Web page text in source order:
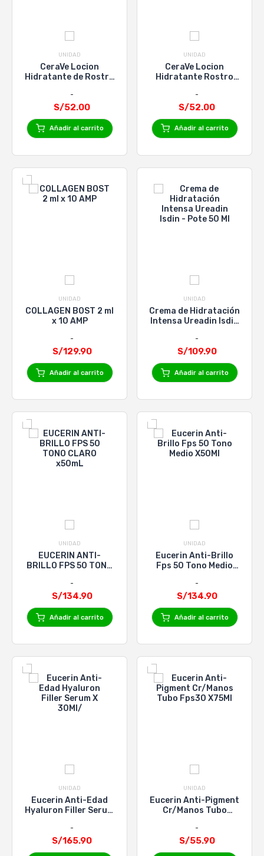
UNIDAD
CeraVe Locion
Hidratante de Rostro
52ml
S/52.00
Añadir al carrito
UNIDAD
CeraVe Locion
Hidratante Rostro
S/52.00
Añadir al carrito
UNIDAD
COLLAGEN BOST 2 ml
x 10 AMP
S/129.90
Añadir al carrito
UNIDAD
Crema de Hidratación
Intensa Ureadin Isdin
S/109.90
Añadir al carrito
UNIDAD
EUCERIN ANTI-
BRILLO FPS 50 TONO
S/134.90
Añadir al carrito
UNIDAD
Eucerin Anti-Brillo
Fps 50 Tono Medio
S/134.90
Añadir al carrito
UNIDAD
Eucerin Anti-Edad
Hyaluron Filler Serum
S/165.90
UNIDAD
Eucerin Anti-Pigment
Cr/Manos Tubo
S/55.90